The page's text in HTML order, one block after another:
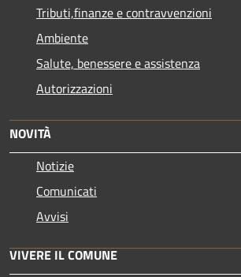
Tributi,finanze e contravvenzioni
Ambiente
Salute, benessere e assistenza
Autorizzazioni
NOVITÀ
Notizie
Comunicati
Avvisi
VIVERE IL COMUNE